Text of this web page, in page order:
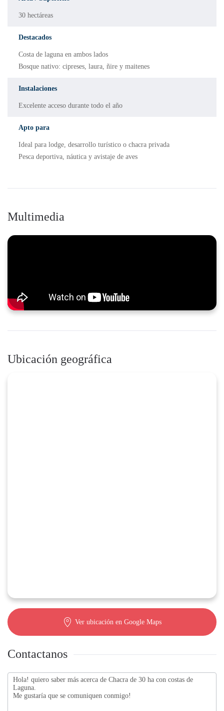
30 hectáreas
Destacados
Costa de laguna en ambos lados
Bosque nativo: cipreses, laura, ñire y maitenes
Instalaciones
Excelente acceso durante todo el año
Apto para
Ideal para lodge, desarrollo turístico o chacra privada
Pesca deportiva, náutica y avistaje de aves
Multimedia
Ubicación geográfica
Ver ubicación en Google Maps
Contactanos
Contactanos